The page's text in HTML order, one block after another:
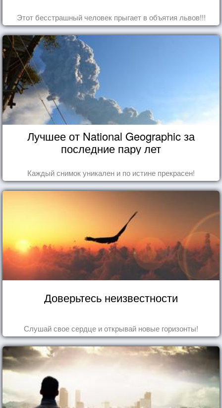
Этот бесстрашный человек прыгает в объятия львов!!!
Лучшее от National Geographic за
последние пару лет
Каждый снимок уникален и по истине прекрасен!
Доверьтесь неизвестности
Слушай свое сердце и открывай новые горизонты!